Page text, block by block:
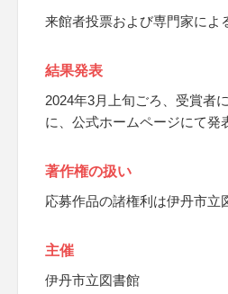
来館者投票および専門家によ
結果発表
2024年3月上旬ごろ、受賞者
に、公式ホームページにて発
著作権の扱い
応募作品の諸権利は伊丹市立
主催
伊丹市立図書館